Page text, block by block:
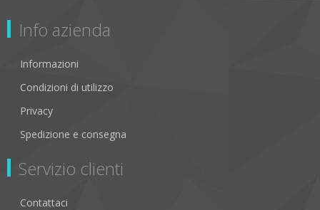
Info azienda
Informazioni
Condizioni di utilizzo
Privacy
Spedizione e consegna
Servizio clienti
Contattaci